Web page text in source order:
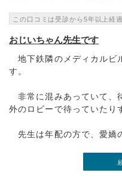
この口コミは受診から5年以上経
おじいちゃん先生です
地下鉄隣のメディカルビ
す。
非常に混みあっていて、
外のロビーで待っていたり
先生は年配の方で、愛嬌